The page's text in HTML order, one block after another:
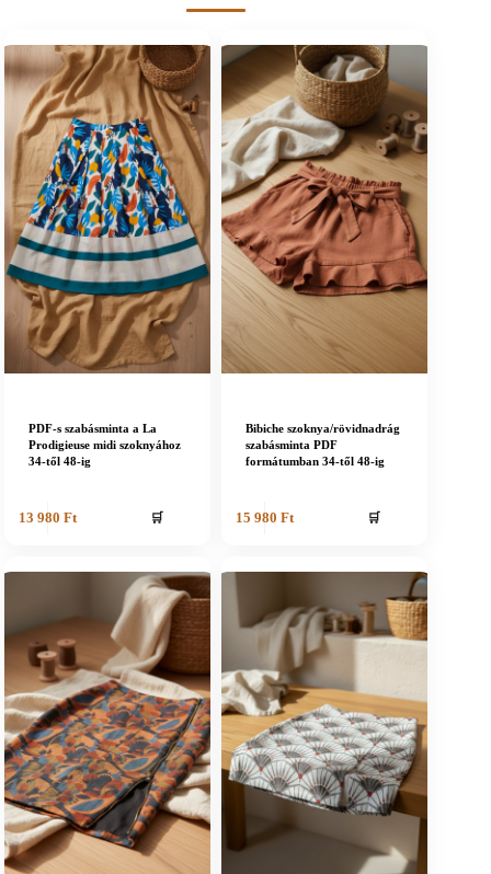
PDF-s szabásminta a La
Prodigieuse midi szoknyához
34-től 48-ig
13 980 Ft 🛒
Bibiche szoknya/rövidnadrág
szabásminta PDF
formátumban 34-től 48-ig
15 980 Ft 🛒